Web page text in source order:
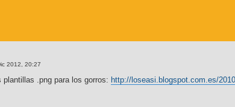
2012, 20:27
.png para los gorros: http://loseasi.blogspot.com.es/